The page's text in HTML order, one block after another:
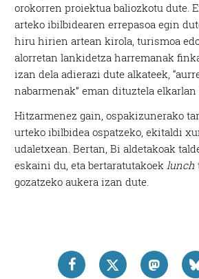
orokorren proiektua baliozkotu dute.
arteko ibilbidearen errepasoa egin
hiru hirien artean kirola, turismoa
alorretan lankidetza harremanak
izan dela adierazi dute alkateek,
nabarmenak” eman dituztela
Hitzarmenez gain, ospakizunerako
urteko ibilbidea ospatzeko, ekitaldi
udaletxean. Bertan, Bi aldetakoak
eskaini du, eta bertaratutakoeklunch
gozatzeko aukera izan dute.